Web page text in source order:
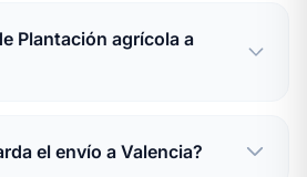
Plantación agrícola a
el envío a Valencia?